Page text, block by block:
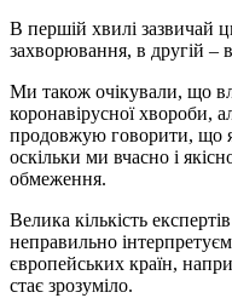
В першій хвилі зазвичай
захворювання, в другій –
Ми також очікували, що
коронавірусної хвороби,
продовжую говорити, що
оскільки ми вчасно і
обмеження.
Велика кількість
неправильно
європейських країн,
стає зрозуміло.